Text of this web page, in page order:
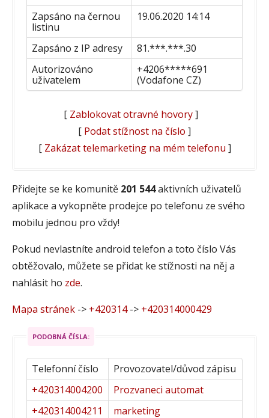
Zapsáno na černou
listinu
19.06.2020 14:14
Zapsáno z IP adresy
81.***.***.30
Autorizováno
uživatelem
+4206*****691
(Vodafone CZ)
[ Zablokovat otravné hovory]
[ Podat stížnost na číslo ]
[ Zakázat telemarketing na mém telefonu ]
Přidejte se ke komunitě 201 544aktivních uživatelů
aplikace a vykopněte prodejce po telefonu ze svého
mobilu jednou pro vždy!
Pokud nevlastníte android telefon a toto číslo Vás
obtěžovalo, můžete se přidat ke stížnosti na něj a
nahlásit ho zde.
Mapa stránek -> +420314-> +420314000429
PODOBNÁ ČÍSLA:
Telefonní číslo
Provozovatel/důvod zápisu
+420314004200
Prozvaneci automat
+420314004211
marketing